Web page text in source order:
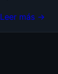
Leer más →